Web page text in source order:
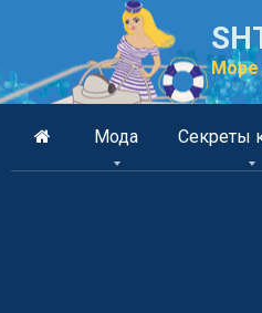
Море
Мода Секреты